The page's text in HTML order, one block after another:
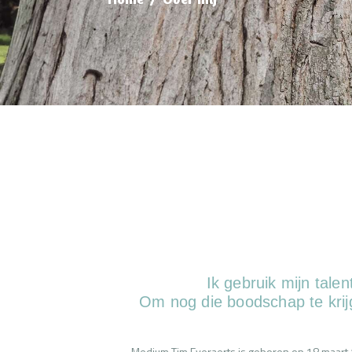
Ik gebruik mijn
Om nog die boodschap te